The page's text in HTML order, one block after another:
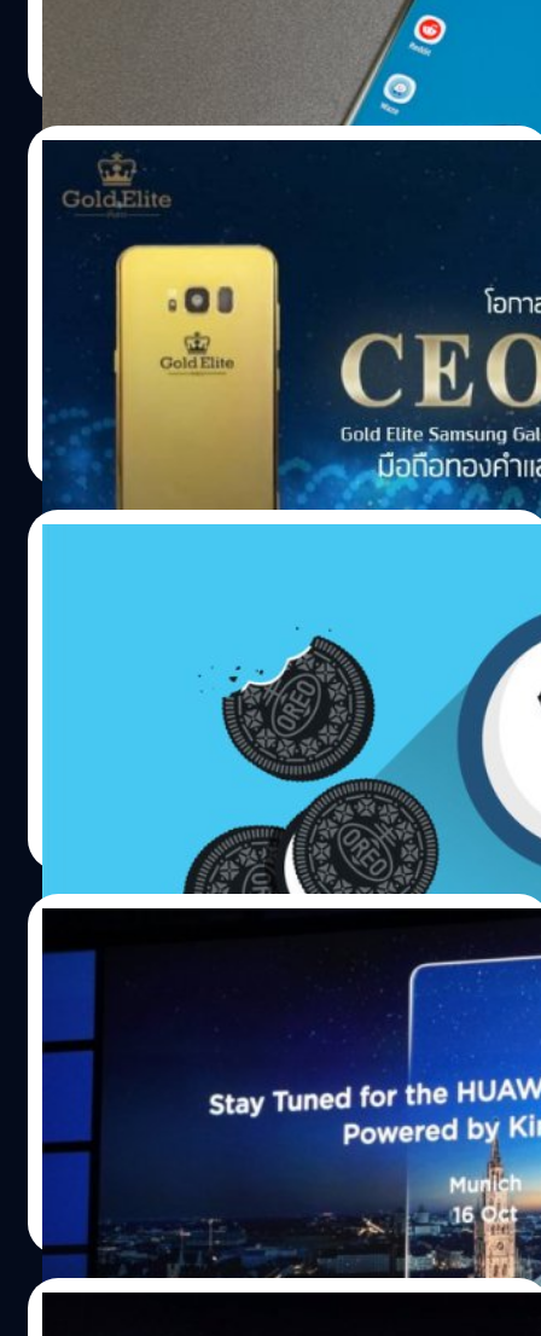
จำกัดเฉพาะผู้ที่ใช้งาน Samsung Galaxy S8 และ S8+ และ
เฉพาะในสหรัฐอเมริกา สหราชอาณาจักร และเกาหลีใต้เท่านั้น
โดยจะต้องลงทะเบียนผ่านแอป Samsung Members ซึ่ง
สามารถดาวน์โหลดได้จาก Play Store ซึ่งในช่วงแรกอาจจะมี
การจำกัดจำนวน แต่ทางบริษัทจะเปิดรับผู้ใช้งานอยู่เรื่อยๆ
อย่างไรก็ตาม ทางบริษัทยังไม่มีการประกาศออกมาอย่างเป็น
ทางการว่าจะปล่อยอัปเดต Android 8 ตัวเต็มให้เมื่อไหร่ ต้อง
รอติดตามกันเพิ่มเติมครับ อ้างอิง
22/09/2017
ออกแล้ว 40 เครื่อง! Gold Elite x Dtac มือ
ถือทองคำ + เบอร์ตอง 5 หลักพร้อมให้คุณเป็น
เจ้าของแล้ววันนี้!
ปล่อยแล้ว! อีก 1 ความพิเศษสำหรับเหล่าผู้บริหารโดยเฉพาะที่
เรียกได้ว่าต้องเหลียวมอง กับมือถือทองคำรุ่นพิเศษ CEO
Series by Gold Elite x Dtac รุ่น Samsung Galaxy S8+ หรือ
Samsung Galaxy Note 8 พร้อมเบอร์ตอง 5 หลักสุดล้ำ
XXXXX และเบอร์เสริมดวงด้วย Lucky Number จาก หมอช้าง
รวม 2 เบอร์ พร้อม Promotion ค่า Net , โทร Go No Limit
จาก Dtac ฟรี 2-3 ปี รวมมูลค่ากว่า 500,000.- ในราคาสุด
พิเศษ คุ้มกว่านี้ไม่มีอีกแล้ว หลังจากเปิดวางจำหน่ายไปเพียง
วันเดียวมีผู้จองไปแล้วกว่า 40 เครื่อง! ซึ่งเรียกได้ว่าโปรโมชั่นนี้
Totsapon Kritsadangphorn | 3241 days ago
Read More
อัปเดต Android 8 เร็วๆ นี้
นี่ก็ใกล้จะครบ 1 เดือนแล้วนับตั้งแต่ Google ปล่อย Android
8.0 เวอร์ชันเต็มออกมา และยังมีข่าวก่อนหน้นี้อีกว่าทาง
Samsung ได้เริ่มพัฒนา Android 8.0 สำหรับเรือธง
อย่าง Galaxy S8 และ Galaxy S8+ และในวันนี้ก็พบว่ามีผล
Geekbench เป็นของ Galaxy S8 ที่รันด้วย Android 8.0 ข้อมูล
นี้เราได้มาจาก GalaxyClub จะเห็นได้ว่า Galaxy S8 นั้นรัน
ด้วย Android 8.0 ซึ่งมีความเป็นไปได้สูงว่า Samsung จะ
พร้อมที่จะปล่อยอัปเดตให้สมาร์ทโฟนในรุ่น High-end ซึ่ง
ประกอบไปด้วย Galaxy S8, Galaxy S8+, Galaxy Note 8,
และ Galaxy S7 duo ในอีกไม่กี่เดือนข้างหน้าอย่างแน่นอน
| 3246 days ago
Huawei เผยประสิทธิภาพชิป Kirin 970 ทำให้
กล้องของ Galaxy S8 ถึงกับเบลอ!
เป็นเรื่องที่ค่อนข้างเข้าใจกันดีเกี่ยวกับประสิทธิภาพในด้านการ
ถ่ายภาพของ Galaxy S8 ที่ดีเยี่ยมไม่เป็นรองใคร แต่มาใน
คราวนี้ Galaxy S8 อาจต้องตกเป็นรองครั้งแรก จะเป็นอย่างไร
ไปดูครับ เร็วๆ นี้ Huawei ได้ทำการเปิดตัวชิป Kirin 970 รุ่น
ใหม่ที่งาน IFA ในกรุงเบอร์ลิน ใน Kirin 970 ประกอบไปด้วย
ทรานซิสเตอร์ถึง 5.5 พันล้านตัว พัฒนาด้วยเทคโนโลยีการ
ผลิต 10nm และที่พิเศษสุดๆ ก็คือให้ตัวประมวลผลสัญญาณ
ภาพมาถึง 2 ตัวเลยทีเดียว และก็ตามคาด เมื่อมี ISP มากขึ้น
การถ่ายภาพก็สามารถทำได้เร็วขึ้น และคุณภาพดีขึ้นเช่น
Read More